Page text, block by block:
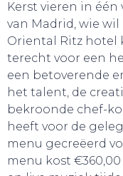
Kerst vieren in één
van Madrid, wie
Oriental Ritz hotel
terecht voor een
een betoverende
het talent, de
bekroonde chef-
heeft voor de
menu gecreëerd
menu kost